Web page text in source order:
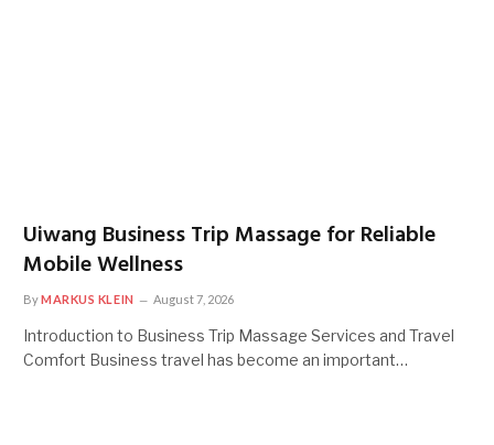
Uiwang Business Trip Massage for Reliable
Mobile Wellness
ByMARKUS KLEIN August 7, 2026
Introduction to Business Trip Massage Services and Travel
Comfort Business travel has become an important…